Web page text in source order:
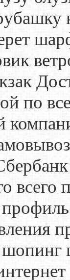
по
всего
шопинг